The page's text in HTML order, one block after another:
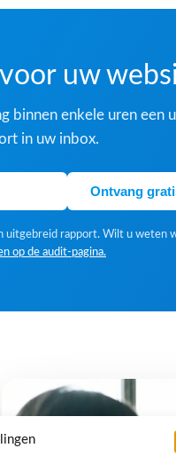
uw
binnen enkele uren een
in uw inbox.
Ontvang
uitgebreid rapport. Wilt u weten
op de audit-pagina.